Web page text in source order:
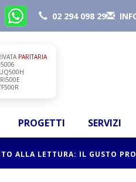
02 294 098 29
PARITARIA
PROGETTI SERVIZI
ALLA LETTURA: IL GUSTO